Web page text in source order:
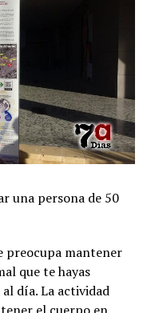
una persona de 50
preocupa mantener
que te hayas
día. La actividad